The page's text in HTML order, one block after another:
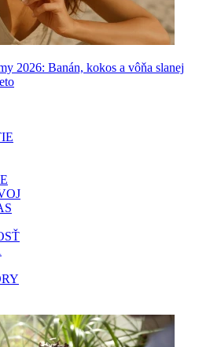
2026: Banán, kokos a vôňa slanej